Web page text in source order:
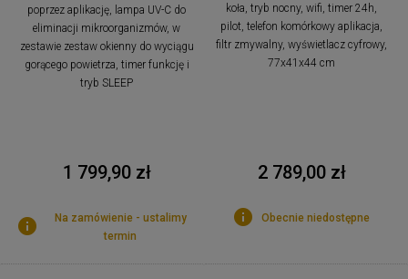
poprzez aplikację, lampa UV-C do
eliminacji mikroorganizmów, w
zestawie zestaw okienny do wyciągu
gorącego powietrza, timer funkcję i
tryb SLEEP
1 799,90 zł
Na zamówienie - ustalimy
termin
koła, tryb nocny, wifi, timer 24h,
pilot, telefon komórkowy aplikacja,
filtr zmywalny, wyświetlacz cyfrowy,
77x41x44 cm
2 789,00 zł
Obecnie niedostępne